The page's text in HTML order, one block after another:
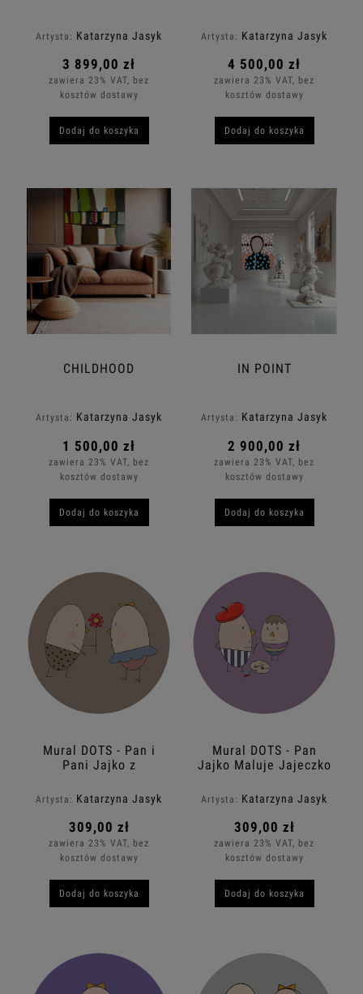
Artysta: Katarzyna Jasyk
3 899,00 zł
zawiera 23% VAT, bez
kosztów dostawy
Dodaj do koszyka
Artysta: Katarzyna Jasyk
4 500,00 zł
zawiera 23% VAT, bez
kosztów dostawy
Dodaj do koszyka
CHILDHOOD
Artysta: Katarzyna Jasyk
1 500,00 zł
zawiera 23% VAT, bez
kosztów dostawy
Dodaj do koszyka
IN POINT
Artysta: Katarzyna Jasyk
2 900,00 zł
zawiera 23% VAT, bez
kosztów dostawy
Dodaj do koszyka
Mural DOTS - Pan i
Pani Jajko z
Artysta: Katarzyna Jasyk
309,00 zł
zawiera 23% VAT, bez
kosztów dostawy
Dodaj do koszyka
Mural DOTS - Pan
Jajko Maluje Jajeczko
Artysta: Katarzyna Jasyk
309,00 zł
zawiera 23% VAT, bez
kosztów dostawy
Dodaj do koszyka